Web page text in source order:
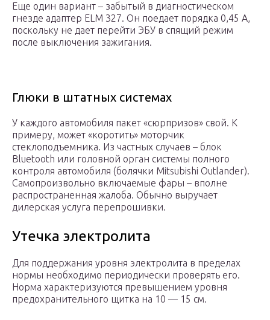
Еще один вариант – забытый в диагностическом
гнезде адаптер ELM 327. Он поедает порядка 0,45 А,
поскольку не дает перейти ЭБУ в спящий режим
после выключения зажигания.
Глюки в штатных системах
У каждого автомобиля пакет «сюрпризов» свой. К
примеру, может «коротить» моторчик
стеклоподъемника. Из частных случаев – блок
Bluetooth или головной орган системы полного
контроля автомобиля (болячки Mitsubishi Outlander).
Самопроизвольно включаемые фары – вполне
распространенная жалоба. Обычно выручает
дилерская услуга перепрошивки.
Утечка электролита
Для поддержания уровня электролита в пределах
нормы необходимо периодически проверять его.
Норма характеризуются превышением уровня
предохранительного щитка на 10 — 15 см.